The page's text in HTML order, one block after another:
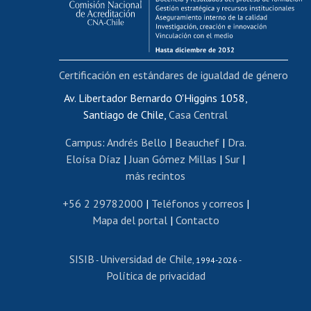
Funcionarias/os
Cursos internos de capacitación
Bienestar del personal
Portal de movilidad interna
Certificado de renta
Certificado de renta honorarios
Editar páginas blancas
Extranjeras/os
Revalidación y reconocimiento de títulos
Postulación al Programa de Movilidad Estudiantil
Cursos de español
Av. Libertador Bernardo O'Higgins 1058,
Santiago de Chile, Casa Central
Campus: Andrés Bello | Beauchef| Dra.
Eloísa Díaz | Juan Gómez Millas | Sur |
más recintos
+56 2 29782000 | Teléfonos y correos |
Mapa del portal| Contacto
SISIB - Universidad de Chile , 1994-2026 -
Política de privacidad
Certificación en estándares de igualdad de género